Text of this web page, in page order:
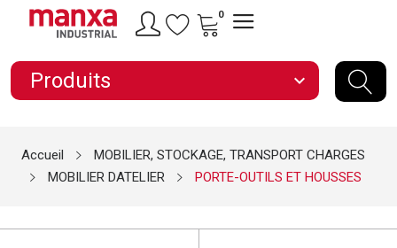
0
Produits expand_more
Accueil
MOBILIER, STOCKAGE, TRANSPORT CHARGES
MOBILIER DATELIER
PORTE-OUTILS ET HOUSSES